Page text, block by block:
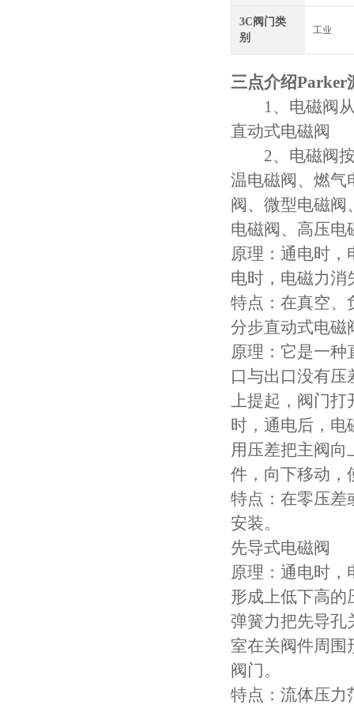
3C阀门类
别
工业
三点介绍Parker
1、电磁阀从
直动式电磁阀
2、电磁阀按
温电磁阀、燃气
阀、微型电磁阀
电磁阀、高压电
原理：通电时
电时，电磁力消
特点：在真空、
分步直动式电磁
原理：它是一
口与出口没有
上提起，阀门
时，通电后，电
用压差把主阀
件，向下移动，
特点：在零压差
安装。
先导式电磁阀
原理：通电时，
形成上低下高的
弹簧力把先导
室在关阀件周围
阀门。
特点：流体压力